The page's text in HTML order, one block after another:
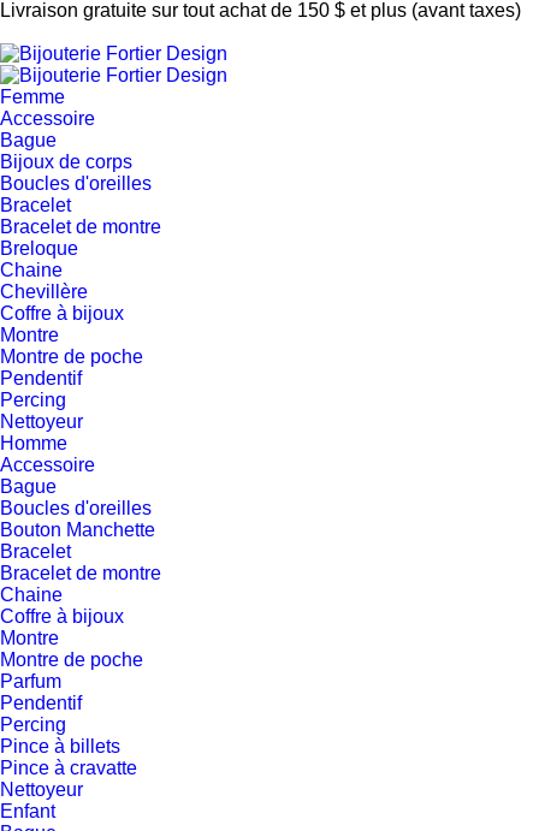
Livraison gratuite sur tout achat de 150 $ et plus (avant taxes)
Femme
Accessoire
Bague
Bijoux de corps
Boucles d'oreilles
Bracelet
Bracelet de montre
Breloque
Chaine
Chevillère
Coffre à bijoux
Montre
Montre de poche
Pendentif
Percing
Nettoyeur
Homme
Accessoire
Bague
Boucles d'oreilles
Bouton Manchette
Bracelet
Bracelet de montre
Chaine
Coffre à bijoux
Montre
Montre de poche
Parfum
Pendentif
Percing
Pince à billets
Pince à cravatte
Nettoyeur
Enfant